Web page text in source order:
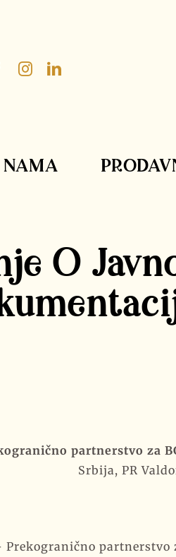
O
partnerstvo za
Srbija, PR
Prekogranično partnerstvo